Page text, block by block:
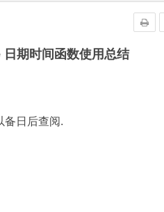
期时间函数使用总结
备日后查阅.